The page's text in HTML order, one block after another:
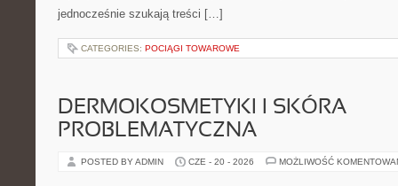
jednocześnie szukają treści […]
CATEGORIES: POCIĄGI TOWAROWE
DERMOKOSMETYKI I SKÓRA
PROBLEMATYCZNA
POSTED BY ADMIN CZE - 20 - 2026 MOŻLIWOŚĆ